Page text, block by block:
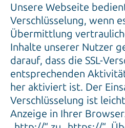
Unsere Webseite
Verschlüsselung, wenn
Übermittlung
Inhalte unserer Nutzer
darauf, dass die SSL-
entsprechenden
her aktiviert ist. Der
Verschlüsselung ist
Anzeige in Ihrer